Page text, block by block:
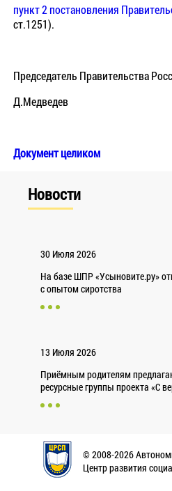
пункт 2 постановления
ст.1251).
Председатель Правительства
Д.Медведев
Документ целиком
Новости
30 Июля 2026
На базе ШПР «Усыновите.ру»
с опытом сиротства
13 Июля 2026
Приёмным родителям
ресурсные группы проекта «С
© 2008-2026
Центр развития